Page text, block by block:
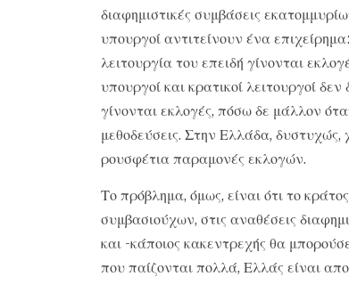
διαφημιστικές συμβάσεις
υπουργοί αντιτείνουν ένα
λειτουργία του επειδή γίνονται
υπουργοί και κρατικοί λειτουργοί
γίνονται εκλογές, πόσω δε μάλλον
μεθοδεύσεις. Στην Ελλάδα, δυστυχώς,
ρουσφέτια παραμονές εκλογών.
Το πρόβλημα, όμως, είναι ότι το
συμβασιούχων, στις αναθέσεις
και -κάποιος κακεντρεχής θα
που παίζονται πολλά, Ελλάς είναι